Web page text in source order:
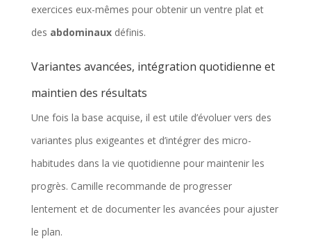
exercices eux-mêmes pour obtenir un ventre plat et
des abdominauxdéfinis.
Variantes avancées, intégration quotidienne et
maintien des résultats
Une fois la base acquise, il est utile d’évoluer vers des
variantes plus exigeantes et d’intégrer des micro-
habitudes dans la vie quotidienne pour maintenir les
progrès. Camille recommande de progresser
lentement et de documenter les avancées pour ajuster
le plan.